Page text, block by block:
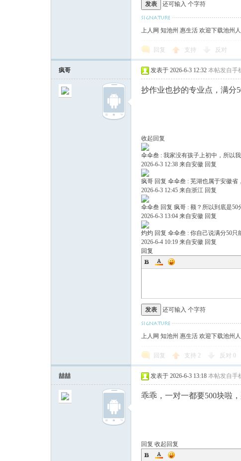
发表 还可输入 个字符
上人网 知池州 惠生活 欢迎下载池州
回复 支持 反对
疯哥 发表于 2026-6-3 12:32 本帖发自手
抄作业也抄的专业点，满分
收起回复
伞伞叁 : 我家没有孩子上初中，所以
2026-6-3 12:38 来自安徽 回复
疯哥 回复 伞伞叁 : 芜湖也属于安徽省
2026-6-3 12:45 来自浙江 回复
伞伞叁 回复 疯哥 : 额？所以到底是50
2026-6-3 13:04 来自安徽 回复
灼灼 回复 伞伞叁 : 你自己说满分50只
2026-6-4 10:19 来自安徽 回复
回复
发表 还可输入 个字符
上人网 知池州 惠生活 欢迎下载池州
回复 支持 2 反对 0
喆喆 发表于 2026-6-3 13:18 本帖发自手
乖乖，一对一都要500块啦
回复 收起回复